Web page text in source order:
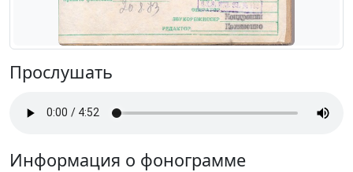
Прослушать
Информация о фонограмме